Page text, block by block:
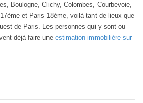
Boulogne, Clichy, Colombes, Courbevoie,
et Paris 18ème, voilà tant de lieux que
de Paris. Les personnes qui y sont ou
déjà faire une estimation immobilière sur